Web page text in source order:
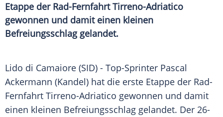
Etappe der Rad-Fernfahrt Tirreno-Adriatico
gewonnen und damit einen kleinen
Befreiungsschlag gelandet.
Lido di Camaiore (SID) - Top-Sprinter Pascal
Ackermann (Kandel) hat die erste Etappe der Rad-
Fernfahrt Tirreno-Adriatico gewonnen und damit
einen kleinen Befreiungsschlag gelandet. Der 26-